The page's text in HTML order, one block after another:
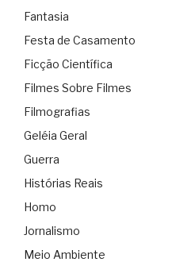
Fantasia
Festa de Casamento
Ficção Científica
Filmes Sobre Filmes
Filmografias
Geléia Geral
Guerra
Histórias Reais
Homo
Jornalismo
Meio Ambiente